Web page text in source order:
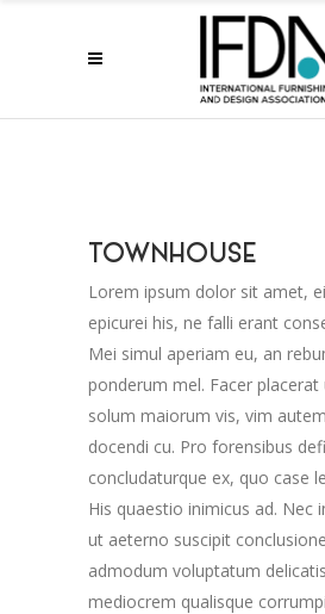
TOWNHOUSE
Lorem ipsum dolor sit amet,
epicurei his, ne falli erant
Mei simul aperiam eu, an
ponderum mel. Facer placerat
solum maiorum vis, vim
docendi cu. Pro forensibus
concludaturque ex, quo case
His quaestio inimicus ad. Nec
ut aeterno suscipit
admodum voluptatum
mediocrem qualisque